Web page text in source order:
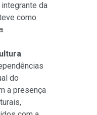
da
como
.
do
a presença